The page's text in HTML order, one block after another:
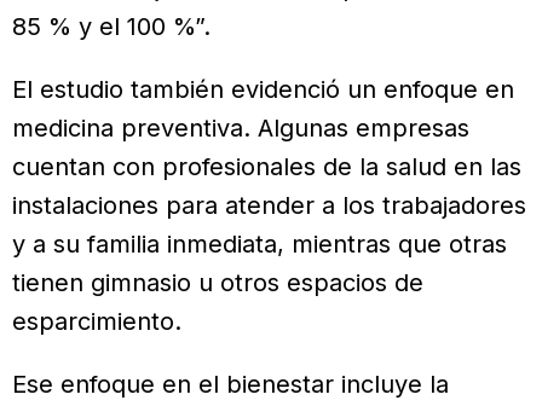
85 % y el 100 %”.
El estudio también evidenció un enfoque en
medicina preventiva. Algunas empresas
cuentan con profesionales de la salud en las
instalaciones para atender a los trabajadores
y a su familia inmediata, mientras que otras
tienen gimnasio u otros espacios de
esparcimiento.
Ese enfoque en el bienestar incluye la